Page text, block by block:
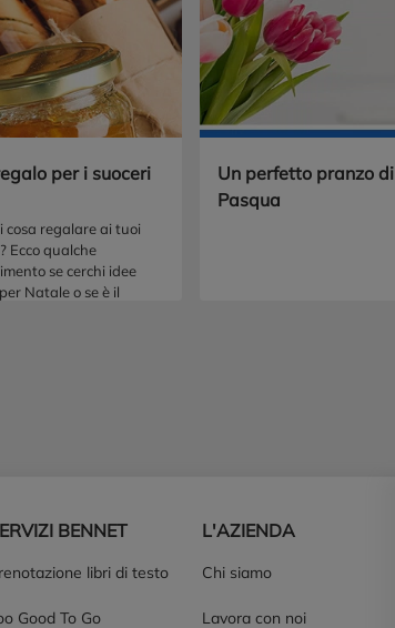
per i suoceri
cosa regalare ai tuoi
Ecco qualche
se cerchi idee
Natale o se è il
Un perfetto pranzo di
Pasqua
BENNET
libri di testo
Good To Go
L'AZIENDA
Chi siamo
Lavora con noi